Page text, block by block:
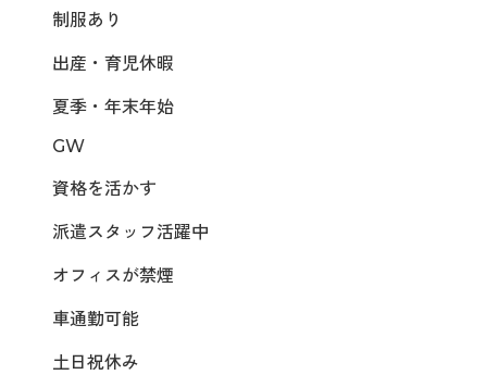
制服あり
出産・育児休暇
夏季・年末年始
GW
資格を活かす
派遣スタッフ活躍中
オフィスが禁煙
車通勤可能
土日祝休み